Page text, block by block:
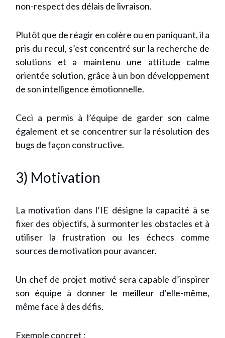
non-respect des délais de livraison.
Plutôt que de réagir en colère ou en paniquant, il a
pris du recul, s’est concentré sur la recherche de
solutions et a maintenu une attitude calme
orientée solution, grâce à un bon développement
de son intelligence émotionnelle.
Ceci a permis à l’équipe de garder son calme
également et se concentrer sur la résolution des
bugs de façon constructive.
3) Motivation
La motivation dans l’IE désigne la capacité à se
fixer des objectifs, à surmonter les obstacles et à
utiliser la frustration ou les échecs comme
sources de motivation pour avancer.
Un chef de projet motivé sera capable d’inspirer
son équipe à donner le meilleur d’elle-même,
même face à des défis.
Exemple concret :